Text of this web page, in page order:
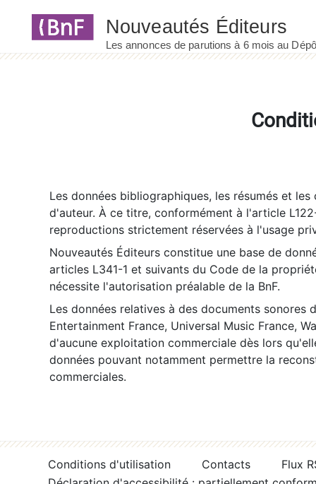
Les données bibliographiques, les résumés et
d'auteur. À ce titre, conformément à l'article
reproductions strictement réservées à l'usage
Nouveautés Éditeurs constitue une base de
articles L341-1 et suivants du Code de la
nécessite l'autorisation préalable de la BnF.
Les données relatives à des documents sonores
Entertainment France, Universal Music France,
d'aucune exploitation commerciale dès lors
données pouvant notamment permettre la
commerciales.
Conditions d'utilisation Contacts
Flux